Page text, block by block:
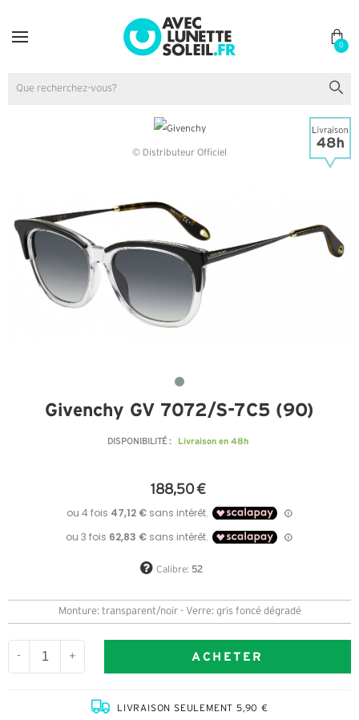
0
© Distributeur Officiel
Givenchy GV 7072/S-7C5 (9O)
DISPONIBILITÉ : Livraison en 48h
188,50 €
Calibre: 52
Monture: transparent/noir - Verre: gris foncé dégradé
- + ACHETER
LIVRAISON SEULEMENT 5,90 €